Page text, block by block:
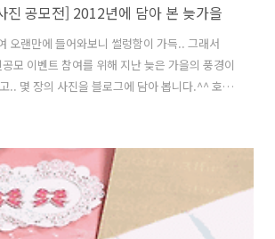
진 공모전] 2012년에 담아 본 늦가을
오랜만에 들어와보니 썰렁함이 가득.. 그래서
모 이벤트 참여를 위해 지난 늦은 가을의 풍경이
.. 몇 장의 사진을 블로그에 담아 봅니다.^^ 호수
이건 그냥... 뭐라 말해야 할지는 모르겠지만...
는데... 가을이 지나가면서 농촌의 풍경들도 싸
마무리하는 내 마음도 춥기만 하다..ㅜ.ㅜ